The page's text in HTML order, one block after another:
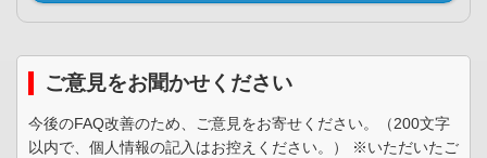
ご意見をお聞かせください
今後のFAQ改善のため、ご意見をお寄せください。（200文字
以内で、個人情報の記入はお控えください。） ※いただいたご